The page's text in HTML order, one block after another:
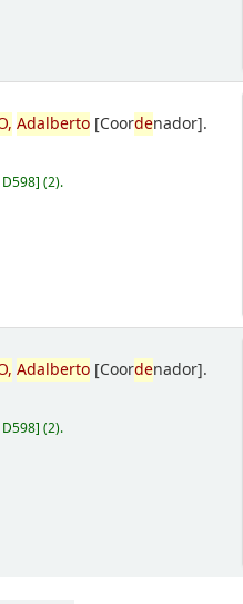
Adalberto [Coordenador].
](2).
Adalberto [Coordenador].
](2).